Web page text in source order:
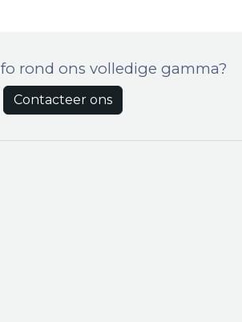
rond ons volledige gamma?
Contacteer ons